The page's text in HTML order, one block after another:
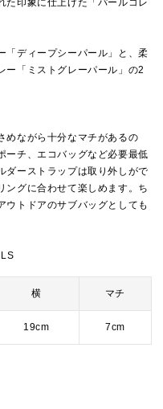
た印象に仕上げた「パールコレ
「ディープシーパール」と、柔
ー「ミストグレーパール」の2
めながら十分なマチがあるの
ーチ、エコバッグなど必要最低
ダーストラップは取り外しがで
ングに合わせて楽しめます。ち
ウトドアのサブバッグとしても
横 マチ
19cm 7cm